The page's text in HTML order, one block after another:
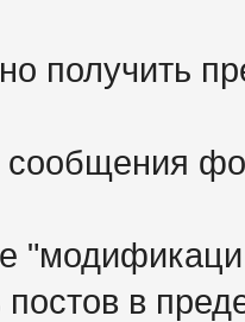
получить
постов в